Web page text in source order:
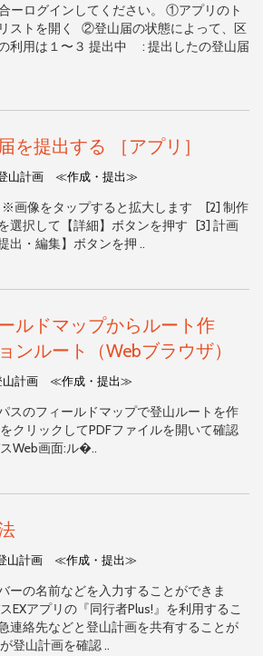
ーログインしてください。 ①アプリのト
ストを開く ②登山届の状態によって、区
利用は１〜３ 提出中 : 提出したの登山届
を提出する ［アプリ］
山計画 ≪作成・提出≫
※画像をタップすると拡大します [2] 制作
選択して【詳細】ボタンを押す [3] 計画
出・編集】ボタンを押 ..
ルドマップからルート作
ンルート（Webブラウザ）
山計画 ≪作成・提出≫
スのフィールドマップで登山ルートを作
クリックしてPDFファイルを開いて確認
Web画面:ル�..
山計画 ≪作成・提出≫
ーの名前などを入力することができま
EXアプリの『同行者Plus!』を利用するこ
連絡先などと登山計画を共有することが
登山計画を確認 ..